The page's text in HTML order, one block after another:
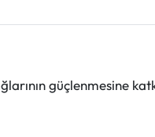
güçlenmesine